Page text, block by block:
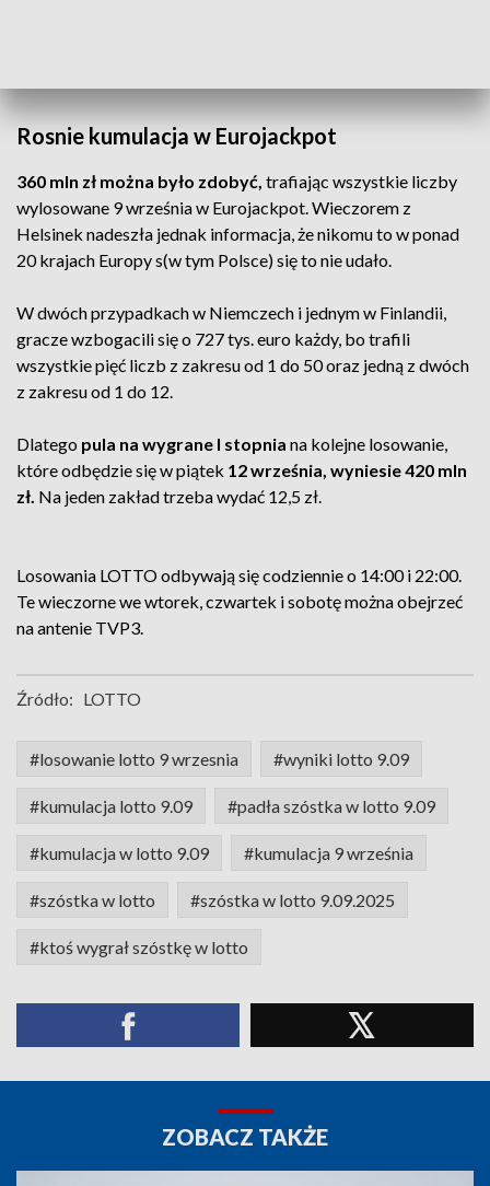
Rosnie kumulacja w Eurojackpot
360 mln zł można było zdobyć, trafiając wszystkie liczby
wylosowane 9 września w Eurojackpot. Wieczorem z
Helsinek nadeszła jednak informacja, że nikomu to w ponad
20 krajach Europy s(w tym Polsce) się to nie udało.
W dwóch przypadkach w Niemczech i jednym w Finlandii,
gracze wzbogacili się o 727 tys. euro każdy, bo trafili
wszystkie pięć liczb z zakresu od 1 do 50 oraz jedną z dwóch
z zakresu od 1 do 12.
Dlatego pula na wygrane I stopnia na kolejne losowanie,
które odbędzie się w piątek 12 września, wyniesie 420 mln
zł. Na jeden zakład trzeba wydać 12,5 zł.
Losowania LOTTO odbywają się codziennie o 14:00 i 22:00.
Te wieczorne we wtorek, czwartek i sobotę można obejrzeć
na antenie TVP3.
Źródło: LOTTO
#losowanie lotto 9 wrzesnia #wyniki lotto 9.09
#kumulacja lotto 9.09 #padła szóstka w lotto 9.09
#kumulacja w lotto 9.09 #kumulacja 9 września
#szóstka w lotto #szóstka w lotto 9.09.2025
#ktoś wygrał szóstkę w lotto
ZOBACZ TAKŻE